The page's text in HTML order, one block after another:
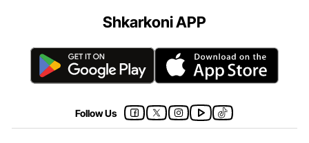
Shkarkoni APP
Follow Us